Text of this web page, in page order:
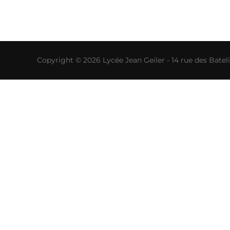
Copyright © 2026 Lycée Jean Geiler - 14 rue des